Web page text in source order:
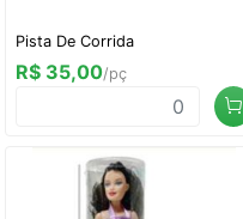
Pista De Corrida
R$ 35,00/pç